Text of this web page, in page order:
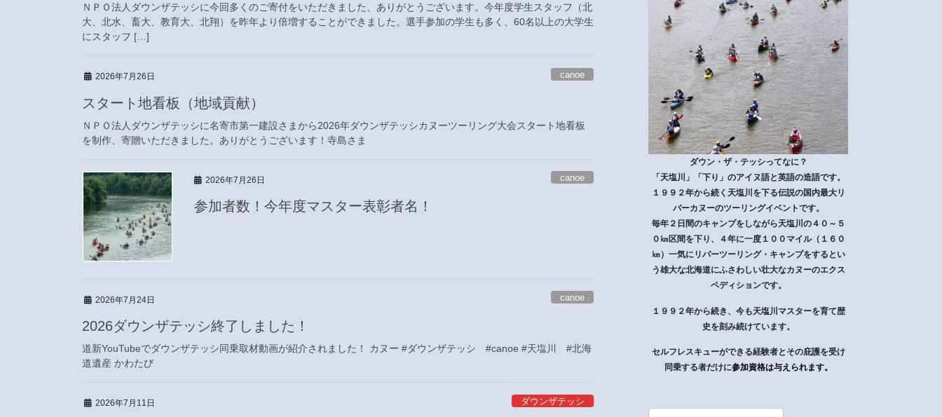
ＮＰＯ法人ダウンザテッシに今回多くのご寄付をいただきました、ありがとうございます。今年度学生スタッフ（北
大、北水、畜大、教育大、北翔）を昨年より倍増することができました。選手参加の学生も多く、60名以上の大学生
にスタッフ […]
2026年7月26日 canoe
スタート地看板（地域貢献）
ＮＰＯ法人ダウンザテッシに名寄市第一建設さまから2026年ダウンザテッシカヌーツーリング大会スタート地看板
を制作、寄贈いただきました。ありがとうございます！寺島さま
2026年7月26日 canoe
参加者数！今年度マスター表彰者名！
2026年7月24日 canoe
2026ダウンザテッシ終了しました！
道新YouTubeでダウンザテッシ同乗取材動画が紹介されました！ カヌー #ダウンザテッシ #canoe #天塩川 #北海
道遺産 かわたび
2026年7月11日 ダウンザテッシ
ダウン・ザ・テッシってなに？
「天塩川」「下り」のアイヌ語と英語の造語です。
１９９２年から続く天塩川を下る伝説の国内最大リ
バーカヌーのツーリングイベントです。
毎年２日間のキャンプをしながら天塩川の４０～５
０㎞区間を下り、４年に一度１００マイル（１６０
㎞）一気にリバーツーリング・キャンプをするとい
う雄大な北海道にふさわしい壮大なカヌーのエクス
ペディションです。
１９９２年から続き、今も天塩川マスターを育て歴
史を刻み続けています。
セルフレスキューができる経験者とその庇護を受け
同乗する者だけに参加資格は与えられます。